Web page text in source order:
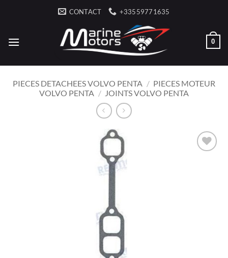
CONTACT +33559771635
0
PIECES DETACHEES VOLVO PENTA / PIECES MOTEUR
VOLVO PENTA / JOINTS VOLVO PENTA